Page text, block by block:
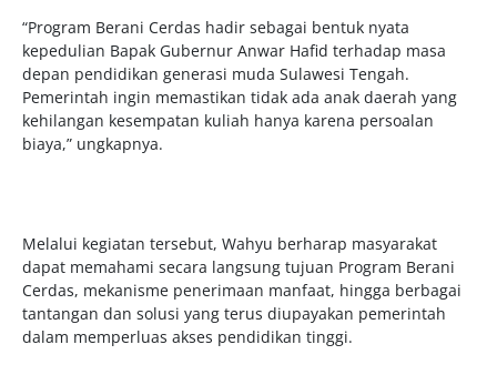
“Program Berani Cerdas hadir sebagai bentuk nyata
kepedulian Bapak Gubernur Anwar Hafid terhadap masa
depan pendidikan generasi muda Sulawesi Tengah.
Pemerintah ingin memastikan tidak ada anak daerah yang
kehilangan kesempatan kuliah hanya karena persoalan
biaya,” ungkapnya.
Melalui kegiatan tersebut, Wahyu berharap masyarakat
dapat memahami secara langsung tujuan Program Berani
Cerdas, mekanisme penerimaan manfaat, hingga berbagai
tantangan dan solusi yang terus diupayakan pemerintah
dalam memperluas akses pendidikan tinggi.